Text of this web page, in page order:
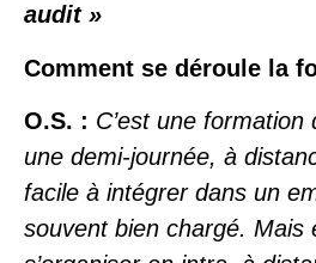
audit »
Comment se déroule la
O.S. : C’est une
une demi-journée, à
facile à intégrer dans un
souvent bien chargé. Mais